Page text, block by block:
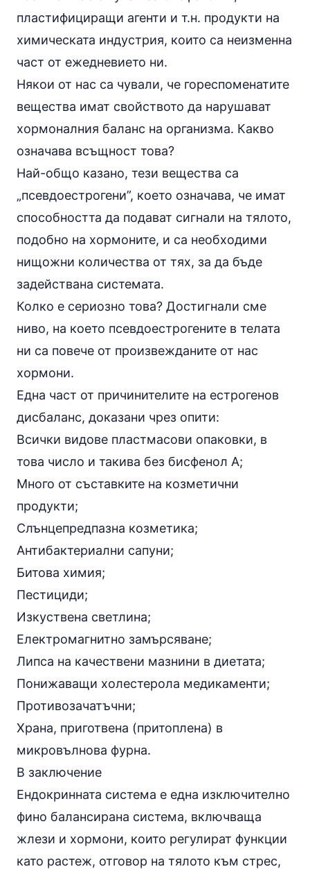
пластифициращи агенти и т.н. продукти на
химическата индустрия, които са неизменна
част от ежедневието ни.
Някои от нас са чували, че гореспоменатите
вещества имат свойството да нарушават
хормоналния баланс на организма. Какво
означава всъщност това?
Най-общо казано, тези вещества са
„псевдоестрогени”, което означава, че имат
способността да подават сигнали на тялото,
подобно на хормоните, и са необходими
нищожни количества от тях, за да бъде
задействана системата.
Колко е сериозно това? Достигнали сме
ниво, на което псевдоестрогените в телата
ни са повече от произвежданите от нас
хормони.
Една част от причинителите на естрогенов
дисбаланс, доказани чрез опити:
Всички видове пластмасови опаковки, в
това число и такива без бисфенол А;
Много от съставките на козметични
продукти;
Слънцепредпазна козметика;
Антибактериални сапуни;
Битова химия;
Пестициди;
Изкуствена светлина;
Електромагнитно замърсяване;
Липса на качествени мазнини в диетата;
Понижаващи холестерола медикаменти;
Противозачатъчни;
Храна, приготвена (притоплена) в
микровълнова фурна.
В заключение
Ендокринната система е една изключително
фино балансирана система, включваща
жлези и хормони, които регулират функции
като растеж, отговор на тялото към стрес,